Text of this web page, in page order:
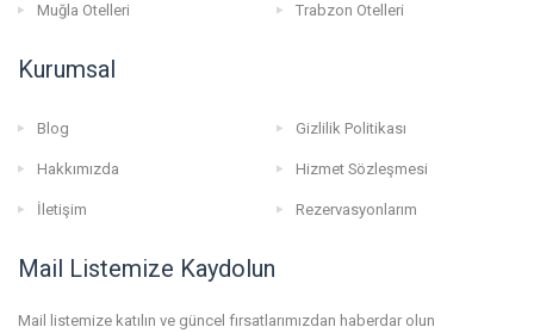
Muğla Otelleri Trabzon Otelleri
Kurumsal
Blog Gizlilik Politikası
Hakkımızda Hizmet Sözleşmesi
İletişim Rezervasyonlarım
Mail Listemize Kaydolun
Mail listemize katılın ve güncel fırsatlarımızdan haberdar olun